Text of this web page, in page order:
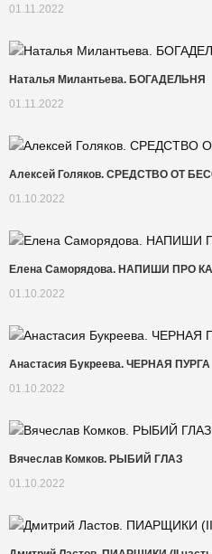
01.11.2022
Наталья Милантьева. БОГАДЕЛЬНЯ
01.11.2022
Алексей Голяков. CРЕДСТВО ОТ
01.10.2022
Елена Саморядова. НАПИШИ ПРО
01.10.2022
Анастасия Букреева. ЧЕРНАЯ ПУРГА
01.10.2022
Вячеслав Комков. РЫБИЙ ГЛАЗ
01.10.2022